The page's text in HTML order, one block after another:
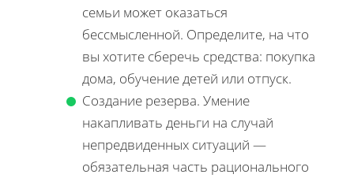
семьи может оказаться
бессмысленной. Определите, на что
вы хотите сберечь средства: покупка
дома, обучение детей или отпуск.
Создание резерва. Умение
накапливать деньги на случай
непредвиденных ситуаций —
обязательная часть рационального